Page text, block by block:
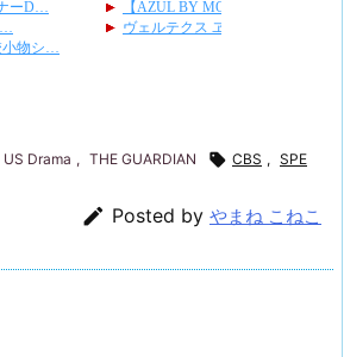
US Drama , THE GUARDIAN  CBS , SPE
 Posted by やまね こねこ